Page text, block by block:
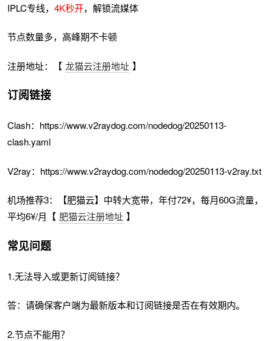
IPLC专线，4K秒开，解锁流媒体
节点数量多，高峰期不卡顿
注册地址：【 龙猫云注册地址 】
订阅链接
Clash：https://www.v2raydog.com/nodedog/20250113-
clash.yaml
V2ray：https://www.v2raydog.com/nodedog/20250113-v2ray.txt
机场推荐3：【肥猫云】中转大宽带，年付72¥，每月60G流量，
平均6¥/月【 肥猫云注册地址 】
常见问题
1.无法导入或更新订阅链接？
答：请确保客户端为最新版本和订阅链接是否在有效期内。
2.节点不能用？